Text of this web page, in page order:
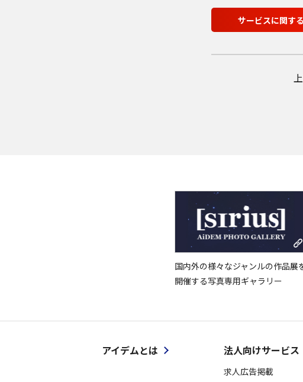
サービスに関す
国内外の様々なジャンルの作品展
開催する写真専用ギャラリー
アイデムとは 法人向けサービス
求人広告掲載